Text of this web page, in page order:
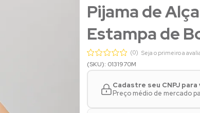
Pijama de
Estampa de
(0) Seja o primeiro a
(SKU): 0131970M
Cadastre seu CNPJ
Preço médio de mercado